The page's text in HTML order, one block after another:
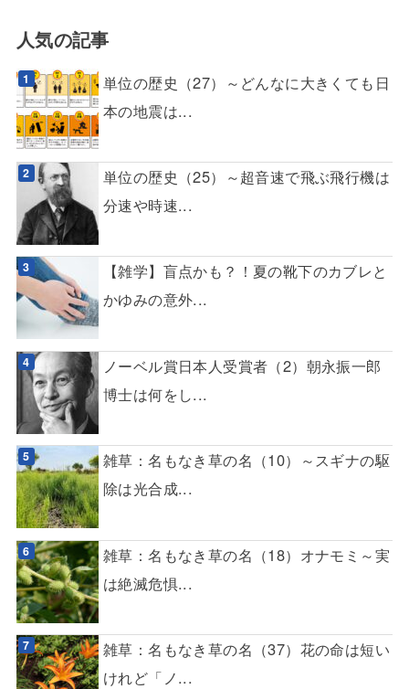
人気の記事
単位の歴史（27）～どんなに大きくても日
本の地震は...
単位の歴史（25）～超音速で飛ぶ飛行機は
分速や時速...
【雑学】盲点かも？！夏の靴下のカブレと
かゆみの意外...
ノーベル賞日本人受賞者（2）朝永振一郎
博士は何をし...
雑草：名もなき草の名（10）～スギナの駆
除は光合成...
雑草：名もなき草の名（18）オナモミ～実
は絶滅危惧...
雑草：名もなき草の名（37）花の命は短い
けれど「ノ...